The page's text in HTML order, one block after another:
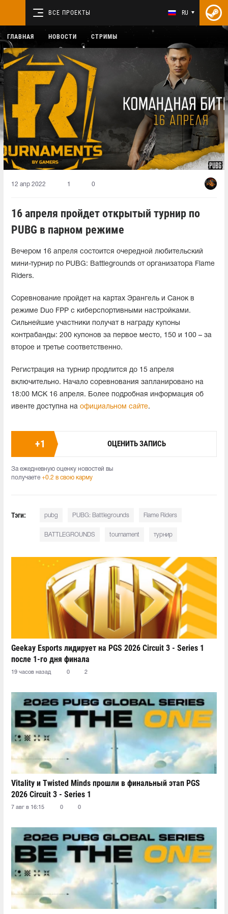
ВСЕ ПРОЕКТЫ RU
ГЛАВНАЯ НОВОСТИ СТРИМЫ
12 апр 2022 1 0
16 апреля пройдет открытый турнир по
PUBG в парном режиме
Вечером 16 апреля состоится очередной любительский
мини-турнир по PUBG: Battlegrounds от организатора Flame
Riders.
Соревнование пройдет на картах Эрангель и Санок в
режиме Duo FPP с киберспортивными настройками.
Сильнейшие участники получат в награду купоны
контрабанды: 200 купонов за первое место, 150 и 100 – за
второе и третье соответственно.
Регистрация на турнир продлится до 15 апреля
включительно. Начало соревнования запланировано на
18:00 МСК 16 апреля. Более подробная информация об
ивенте доступна на официальном сайте.
+1 ОЦЕНИТЬ ЗАПИСЬ
За ежедневную оценку новостей вы
получаете +0.2 в свою карму
Тэги: pubg PUBG: Battlegrounds Flame Riders
BATTLEGROUNDS tournament турнир
Geekay Esports лидирует на PGS 2026 Circuit 3 - Series 1
после 1-го дня финала
19 часов назад 0 2
Vitality и Twisted Minds прошли в финальный этап PGS
2026 Circuit 3 - Series 1
7 авг в 16:15 0 0